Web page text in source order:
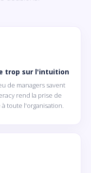
trop sur l'intuition
de managers savent
rend la prise de
toute l'organisation.